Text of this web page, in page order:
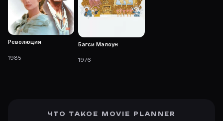
Революция
1985
Багси Мэлоун
1976
ЧТО ТАКОЕ MOVIE PLANNER